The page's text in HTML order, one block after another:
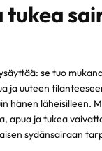
tukea
se tuo
ja uuteen
hänen läheisilleen.
apua ja tukea
sydänsairaan